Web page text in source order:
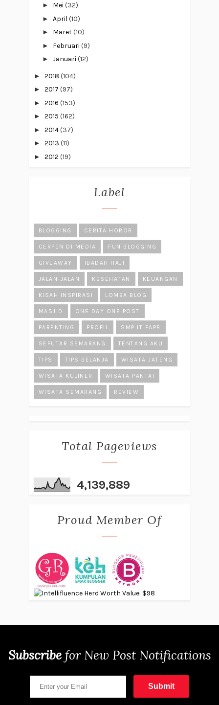
► Mei (32)
► April (10)
► Maret(10)
► Februari (9)
► Januari (12)
► 2018 (104)
► 2017 (97)
► 2016 (153)
► 2015 (162)
► 2014(37)
► 2013 (11)
► 2012 (19)
Label
BLOGGING CERITA HOROR
CERPEN DI MEDIA FUN BLOGGING
GIVEAWAY IBADAH HAJI
JALAN-JALAN KESEHATAN KEUANGAN
KISAH INSPIRASI LOMBA BLOG
MASJID ONE DAY ONE POST
PARENTING PROFIL SMP IT PAPB
SEPUTAR SEMARANG TENTANG AKU
TIPS TIPS BELANJA WISATA JATENG
WISATA KULINER WISATA PANTAI
WISATA SEMARANG REVIEW
Total Pageviews
4,139,889
Proud Member Of
Subscribe forNew Post Notifications